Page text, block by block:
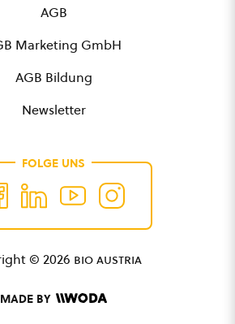
AGB
Marketing GmbH
AGB Bildung
Newsletter
FOLGE UNS
© 2026 bio austria
MADE BY